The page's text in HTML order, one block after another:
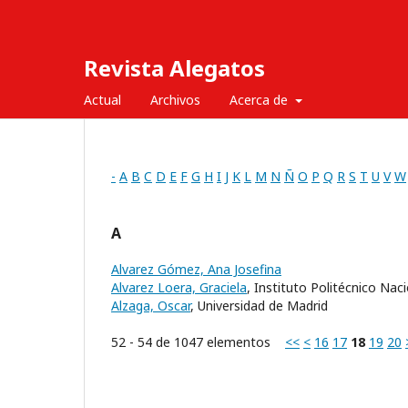
Revista Alegatos
Actual Archivos Acerca de
- A B C D E F G H I J K L M N Ñ O P Q R S T U V W
A
Alvarez Gómez, Ana Josefina
Alvarez Loera, Graciela, Instituto Politécnico
Alzaga, Oscar, Universidad de Madrid
52 - 54 de 1047 elementos << < 16 17 18 19 20